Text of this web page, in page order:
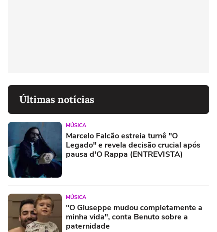
Últimas notícias
MÚSICA
Marcelo Falcão estreia turnê "O
Legado" e revela decisão crucial após
pausa d'O Rappa (ENTREVISTA)
MÚSICA
"O Giuseppe mudou completamente a
minha vida", conta Benuto sobre a
paternidade